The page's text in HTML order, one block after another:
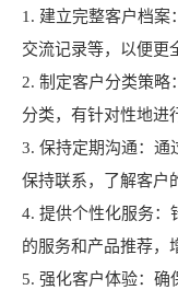
1. 建立完整客户档案
交流记录等，以便更
2. 制定客户分类策略
分类，有针对性地进
3. 保持定期沟通：通
保持联系，了解客户
4. 提供个性化服务：
的服务和产品推荐，
5. 强化客户体验：确